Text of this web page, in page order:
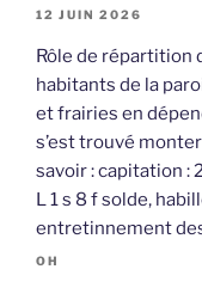
12 JUIN 2026
Rôle de répartition
habitants de la
et frairies en
s’est trouvé
savoir : capitation :
L 1 s 8 f solde,
entretinnement
OH